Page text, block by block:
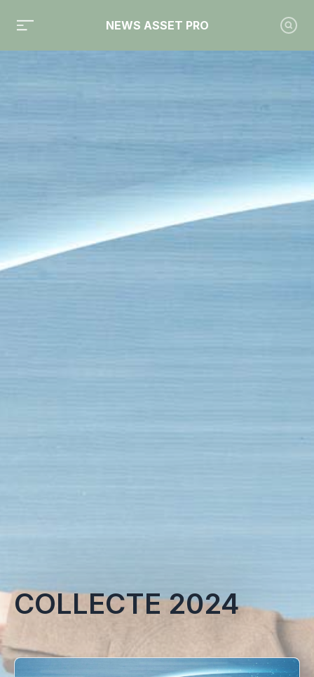
NEWS ASSET PRO
Toute l'actualité sur le tag "Collecte 2024"
COLLECTE 2024